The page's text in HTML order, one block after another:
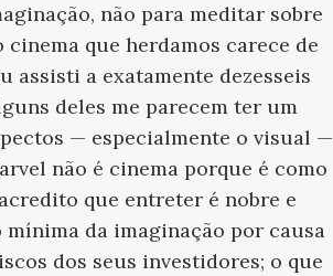
não para meditar sobre
que herdamos carece de
assisti a exatamente dezesseis
deles me parecem ter um
— especialmente o visual —
não é cinema porque é como
que entreter é nobre e
mínima da imaginação por causa
dos seus investidores; o que